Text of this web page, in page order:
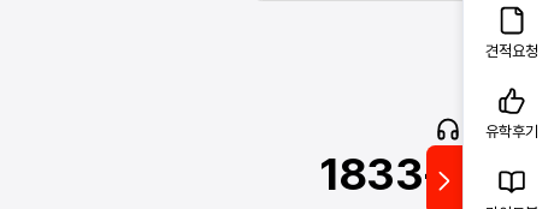
견적요청
유학후기
고객문의
1833-2341